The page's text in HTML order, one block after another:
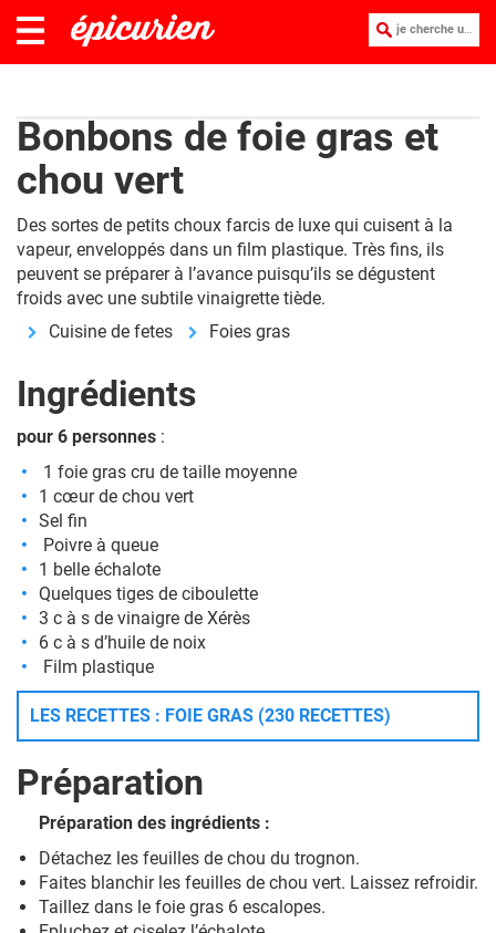
je cherche une recette :
Bonbons de foie gras et
chou vert
Des sortes de petits choux farcis de luxe qui cuisent à la
vapeur, enveloppés dans un film plastique. Très fins, ils
peuvent se préparer à l’avance puisqu’ils se dégustent
froids avec une subtile vinaigrette tiède.
Cuisine de fetes
Foies gras
Ingrédients
pour 6 personnes :
1 foie gras cru de taille moyenne
1 cœur de chou vert
Sel fin
Poivre à queue
1 belle échalote
Quelques tiges de ciboulette
3 c à s de vinaigre de Xérès
6 c à s d’huile de noix
Film plastique
LES RECETTES : FOIE GRAS (230 RECETTES)
Préparation
Préparation des ingrédients :
Détachez les feuilles de chou du trognon.
Faites blanchir les feuilles de chou vert. Laissez refroidir.
Taillez dans le foie gras 6 escalopes.